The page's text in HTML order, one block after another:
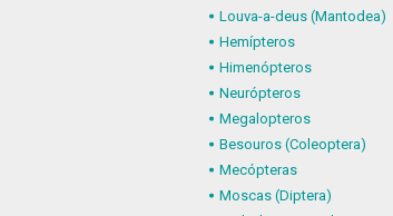
Louva-a-deus (Mantodea)
Hemípteros
Himenópteros
Neurópteros
Megalopteros
Besouros (Coleoptera)
Mecópteras
Moscas (Diptera)